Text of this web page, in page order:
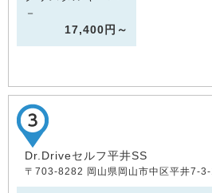
－
17,400円～
Dr.Driveセルフ平井SS
〒703-8282 岡山県岡山市中区平井7-